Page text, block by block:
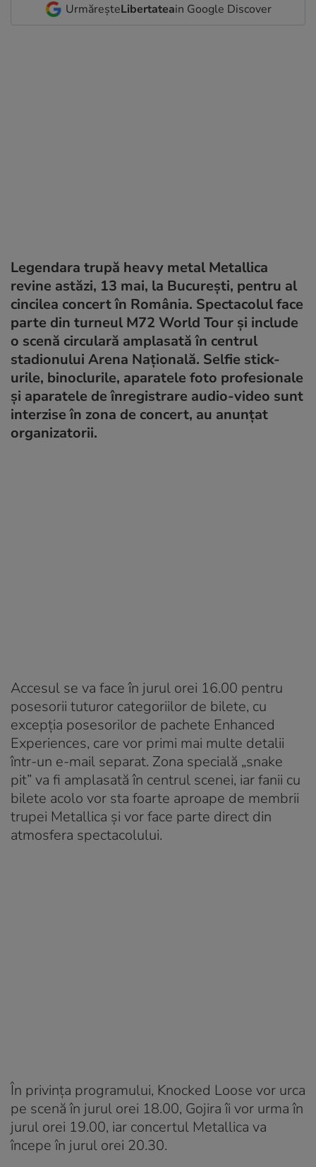
UrmăreșteLibertateain Google Discover
Legendara trupă heavy metal Metallica
revine astăzi, 13 mai, la București, pentru al
cincilea concert în România. Spectacolul face
parte din turneul M72 World Tour și include
o scenă circulară amplasată în centrul
stadionului Arena Națională. Selfie stick-
urile, binoclurile, aparatele foto profesionale
și aparatele de înregistrare audio-video sunt
interzise în zona de concert, au anunțat
organizatorii.
Accesul se va face în jurul orei 16.00 pentru
posesorii tuturor categoriilor de bilete, cu
excepţia posesorilor de pachete Enhanced
Experiences, care vor primi mai multe detalii
într-un e-mail separat. Zona specială „snake
pit” va fi amplasată în centrul scenei, iar fanii cu
bilete acolo vor sta foarte aproape de membrii
trupei Metallica și vor face parte direct din
atmosfera spectacolului.
În privința programului, Knocked Loose vor urca
pe scenă în jurul orei 18.00, Gojira îi vor urma în
jurul orei 19.00, iar concertul Metallica va
începe în jurul orei 20.30.